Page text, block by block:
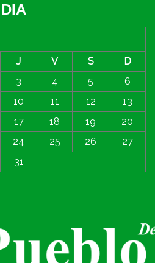
J V S
D
3 4 5
6
10 11 12
13
17 18 19
20
24 25 26
27
31